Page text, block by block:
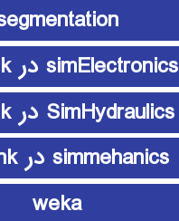
simElectronics در Simulink
SimHydraulics در simulink
simmehanics در simulink
weka